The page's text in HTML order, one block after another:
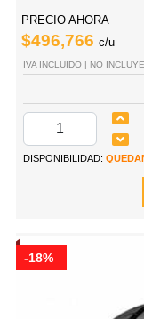
PRECIO AHORA
$496,766 c/u
IVA INCLUIDO | NO
DISPONIBILIDAD:
-18%